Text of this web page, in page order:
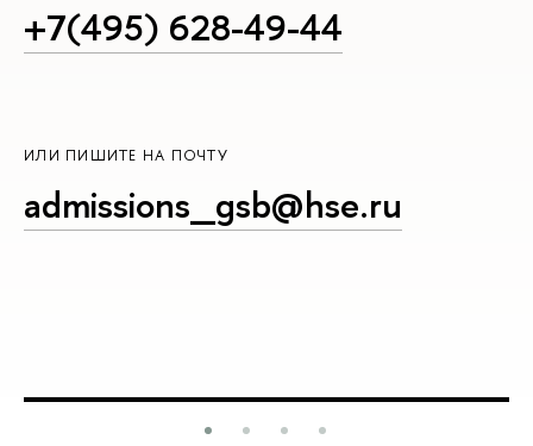
+7(495) 628-49-44
ИЛИ ПИШИТЕ НА ПОЧТУ
admissions_gsb@hse.ru